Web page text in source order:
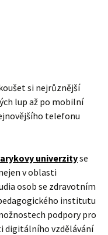
si nejrůznější
lup až po mobilní
telefonu
univerzityse
v oblasti
osob se zdravotním
institutu
podpory pro
digitálního vzdělávání